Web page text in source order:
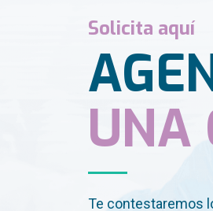
Solicita aquí
UNA
Te contestaremos